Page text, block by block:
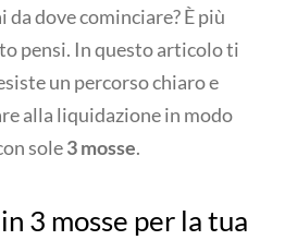
da dove cominciare? È più
pensi. In questo articolo ti
un percorso chiaro e
alla liquidazione in modo
sole3 mosse.
3 mosse per la tua